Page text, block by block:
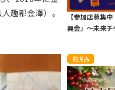
趣都金澤）。
【参加店募集
興会」〜未来
鹿児島